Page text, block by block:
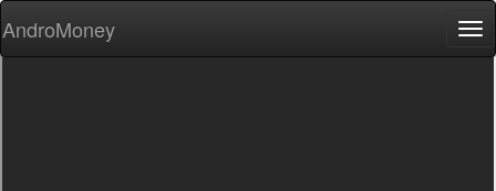
AndroMoney